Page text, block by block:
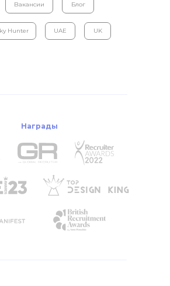
Вакансии Блог
UK
UAE
Hunter
Награды